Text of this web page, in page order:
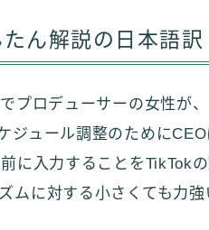
ん解説の日本語訳
プロデューサーの女性が
ジュール調整のために
に入力することをTikTok
ムに対する小さくても力